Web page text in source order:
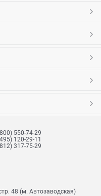
550-74-29
120-29-11
317-75-29
48 (м. Автозаводская)